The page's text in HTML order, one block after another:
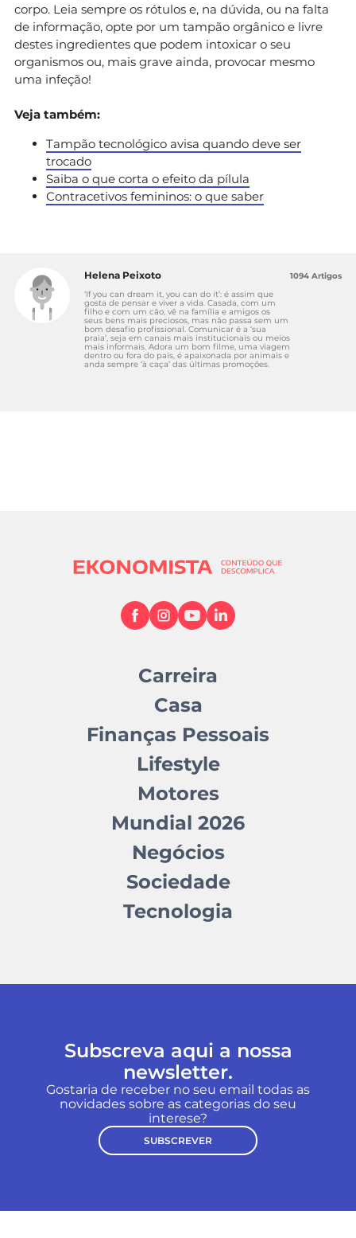
corpo. Leia sempre os rótulos e, na dúvida, ou na falta
de informação, opte por um tampão orgânico e livre
destes ingredientes que podem intoxicar o seu
organismos ou, mais grave ainda, provocar mesmo
uma infeção!
Veja também:
Tampão tecnológico avisa quando deve ser
trocado
Saiba o que corta o efeito da pílula
Contracetivos femininos: o que saber
Helena Peixoto
‘If you can dream it, you can do it’: é assim que
gosta de pensar e viver a vida. Casada, com um
filho e com um cão, vê na família e amigos os
seus bens mais preciosos, mas não passa sem um
bom desafio profissional. Comunicar é a ‘sua
praia’, seja em canais mais institucionais ou meios
mais informais. Adora um bom filme, uma viagem
dentro ou fora do país, é apaixonada por animais e
anda sempre ‘à caça’ das últimas promoções.
1094 Artigos
Carreira
Casa
Finanças Pessoais
Lifestyle
Motores
Mundial 2026
Negócios
Sociedade
Tecnologia
Subscreva aqui a nossa
newsletter.
Gostaria de receber no seu email todas as
novidades sobre as categorias do seu
interese?
SUBSCREVER